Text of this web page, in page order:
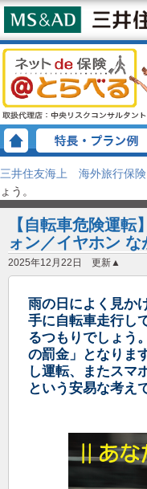
三井住友海上 海外旅行保険
ょう。
【自転車危険運
ォン／イヤホン な
2025年12月22日 更新▲
雨の日によく見か
手に自転車走行し
るつもりでしょう
の罰金」となりま
し運転、またスマ
という安易な考え